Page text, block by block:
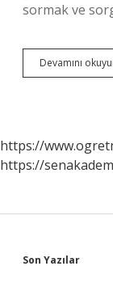
sormak ve
Devamını
https://
https://
Son Yazılar